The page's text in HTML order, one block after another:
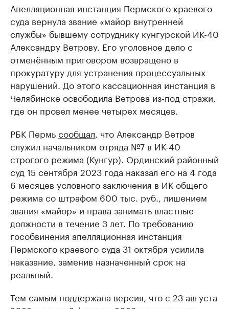
Апелляционная инстанция Пермского краевого
суда вернула звание «майор внутренней
службы» бывшему сотруднику кунгурской ИК-40
Александру Ветрову. Его уголовное дело с
отменённым приговором возвращено в
прокуратуру для устранения процессуальных
нарушений. До этого кассационная инстанция в
Челябинске освободила Ветрова из-под стражи,
где он провел менее четырех месяцев.
РБК Пермьсообщал , что Александр Ветров
служил начальником отряда №7 в ИК-40
строгого режима (Кунгур). Ординский районный
суд 15 сентября 2023 года наказал его на 4 года
6 месяцев условного заключения в ИК общего
режима со штрафом 600 тыс. руб., лишением
звания «майор» и права занимать властные
должности в течение 3 лет. По требованию
гособвинения апелляционная инстанция
Пермского краевого суда 31 октября усилила
наказание, заменив назначенный срок на
реальный.
Тем самым поддержана версия, что с 23 августа